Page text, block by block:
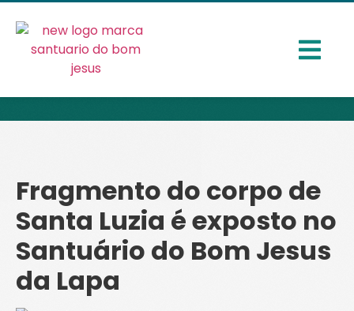
Fragmento do corpo de
Santa Luzia é exposto no
Santuário do Bom Jesus
da Lapa